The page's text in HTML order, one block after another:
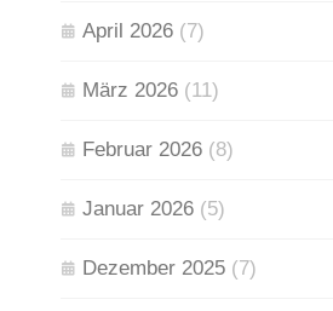
April 2026 (7)
März 2026 (11)
Februar 2026 (8)
Januar 2026 (5)
Dezember 2025 (7)